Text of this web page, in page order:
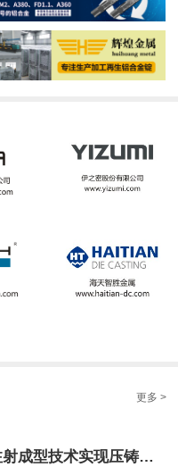
更多 >
气体注射成型技术实现压铸中空结构